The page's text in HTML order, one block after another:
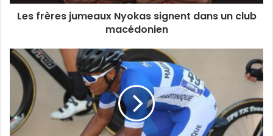
Les frères jumeaux Nyokas signent dans un club
macédonien